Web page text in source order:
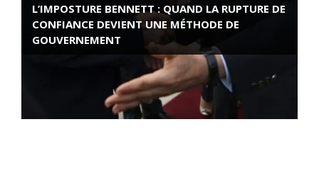
L’IMPOSTURE BENNETT : QUAND LA RUPTURE DE
CONFIANCE DEVIENT UNE MÉTHODE DE
GOUVERNEMENT
ROSE VALLAND, HEROÏNE DE LA RESISTANCE